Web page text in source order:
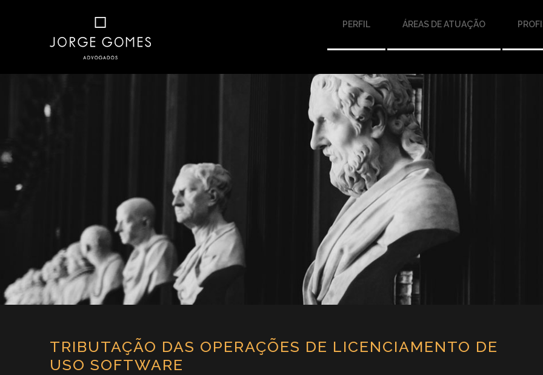
PERFIL ÁREAS DE ATUAÇÃO
TRIBUTAÇÃO DAS OPERAÇÕES DE LICENCIAMENTO DE
USO SOFTWARE